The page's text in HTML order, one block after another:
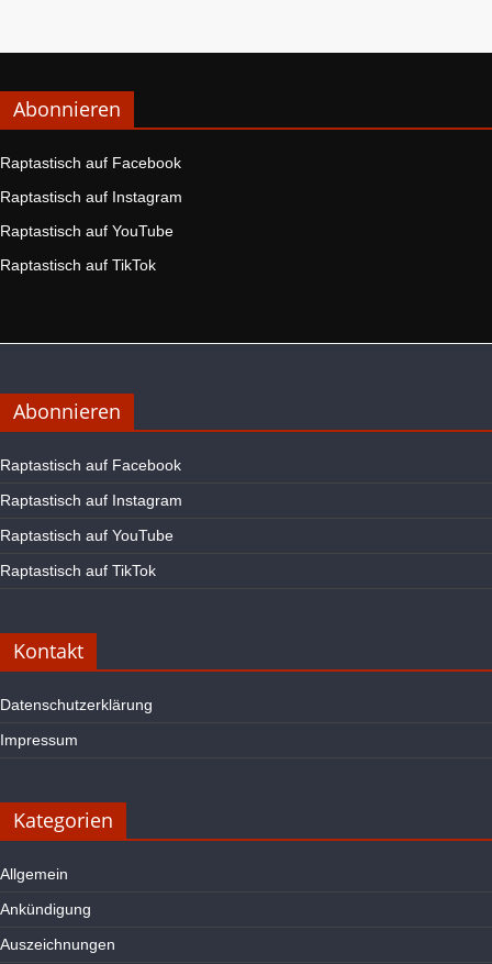
Abonnieren
Raptastisch auf Facebook
Raptastisch auf Instagram
Raptastisch auf YouTube
Raptastisch auf TikTok
Abonnieren
Raptastisch auf Facebook
Raptastisch auf Instagram
Raptastisch auf YouTube
Raptastisch auf TikTok
Kontakt
Datenschutzerklärung
Impressum
Kategorien
Allgemein
Ankündigung
Auszeichnungen